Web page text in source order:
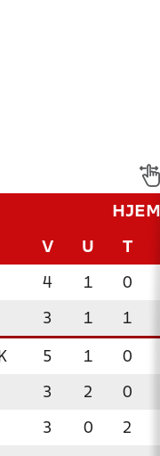
V U T
4 1 0
3 1 1
5 1 0
3 2 0
3 0 2